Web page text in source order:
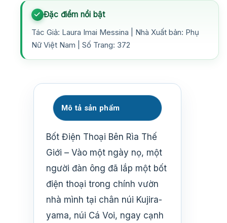
Đặc điểm nổi bật
Tác Giả: Laura Imai Messina | Nhà Xuất bản: Phụ
Nữ Việt Nam | Số Trang: 372
Mô tả sản phẩm
Bốt Điện Thoại Bên Rìa Thế
Giới – Vào một ngày nọ, một
người đàn ông đã lắp một bốt
điện thoại trong chính vườn
nhà mình tại chân núi Kujira-
yama, núi Cá Voi, ngay cạnh